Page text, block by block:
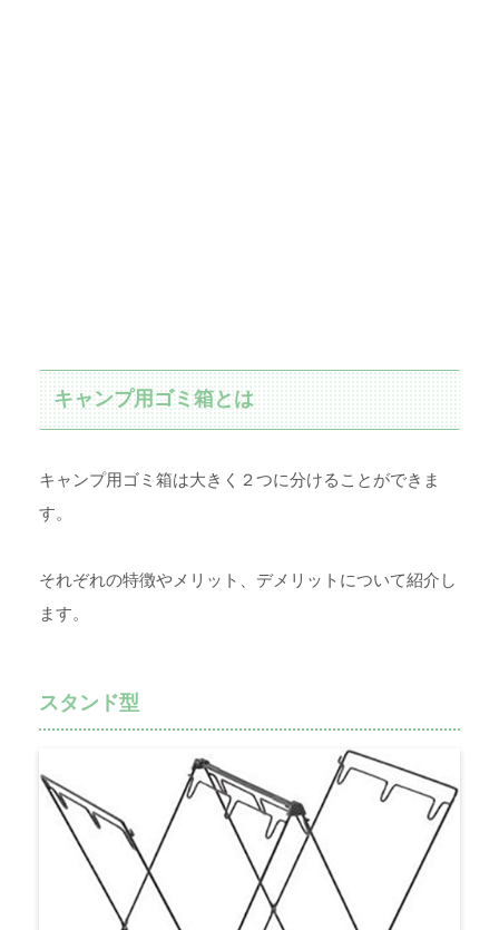
キャンプ用ゴミ箱とは
キャンプ用ゴミ箱は大きく２つに分けることができま
す。
それぞれの特徴やメリット、デメリットについて紹介し
ます。
スタンド型